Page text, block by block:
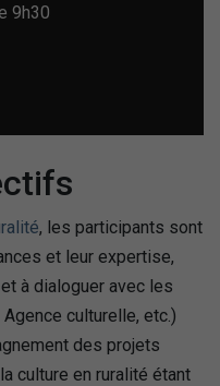
9h30
, les participants sont
et leur expertise,
à dialoguer avec les
culturelle, etc.)
des projets
culture en ruralité étant